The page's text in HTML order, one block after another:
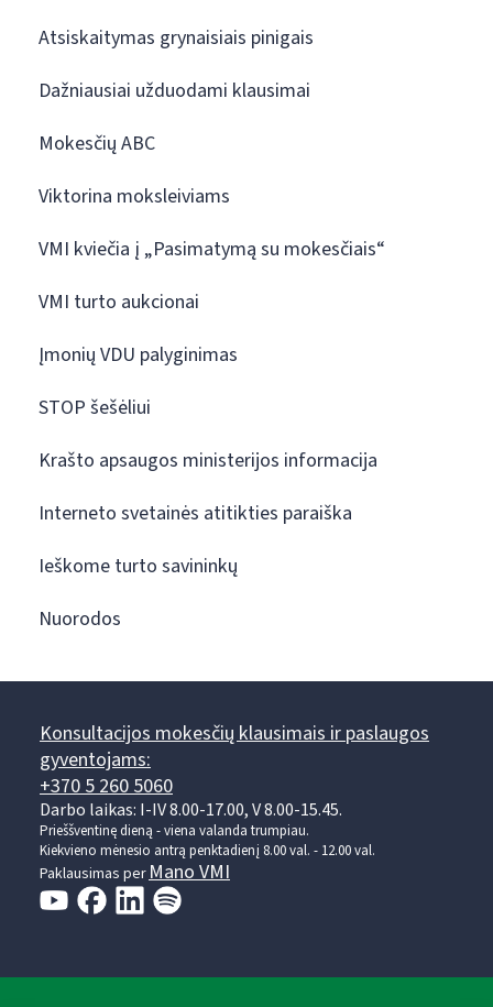
Atsiskaitymas grynaisiais pinigais
Dažniausiai užduodami klausimai
Mokesčių ABC
Viktorina moksleiviams
VMI kviečia į „Pasimatymą su mokesčiais“
VMI turto aukcionai
Įmonių VDU palyginimas
STOP šešėliui
Krašto apsaugos ministerijos informacija
Interneto svetainės atitikties paraiška
Ieškome turto savininkų
Nuorodos
Konsultacijos mokesčių klausimais ir paslaugos
gyventojams:
+370 5 260 5060
Darbo laikas: I-IV 8.00-17.00, V 8.00-15.45.
Prieššventinę dieną - viena valanda trumpiau.
Kiekvieno mėnesio antrą penktadienį 8.00 val. - 12.00 val.
Paklausimas per Mano VMI